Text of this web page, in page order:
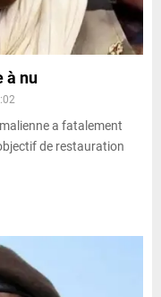
à nu
a fatalement
de restauration